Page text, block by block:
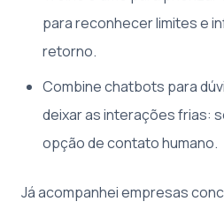
para reconhecer limites e
retorno.
Combine chatbots para
deixar as interações frias:
opção de contato humano.
Já acompanhei empresas